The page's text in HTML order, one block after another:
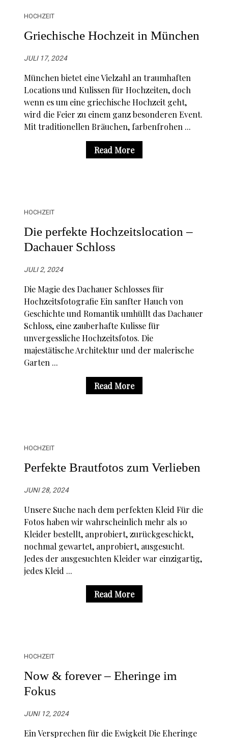
HOCHZEIT
Griechische Hochzeit in München
JULI 17, 2024
München bietet eine Vielzahl an traumhaften
Locations und Kulissen für Hochzeiten, doch
wenn es um eine griechische Hochzeit geht,
wird die Feier zu einem ganz besonderen Event.
Mit traditionellen Bräuchen, farbenfrohen ...
Read More
HOCHZEIT
Die perfekte Hochzeitslocation –
Dachauer Schloss
JULI 2, 2024
Die Magie des Dachauer Schlosses für
Hochzeitsfotografie Ein sanfter Hauch von
Geschichte und Romantik umhüllt das Dachauer
Schloss, eine zauberhafte Kulisse für
unvergessliche Hochzeitsfotos. Die
majestätische Architektur und der malerische
Garten ...
Read More
HOCHZEIT
Perfekte Brautfotos zum Verlieben
JUNI 28, 2024
Unsere Suche nach dem perfekten Kleid Für die
Fotos haben wir wahrscheinlich mehr als 10
Kleider bestellt, anprobiert, zurückgeschickt,
nochmal gewartet, anprobiert, ausgesucht.
Jedes der ausgesuchten Kleider war einzigartig,
jedes Kleid ...
Read More
HOCHZEIT
Now & forever – Eheringe im
Fokus
JUNI 12, 2024
Ein Versprechen für die Ewigkeit Die Eheringe